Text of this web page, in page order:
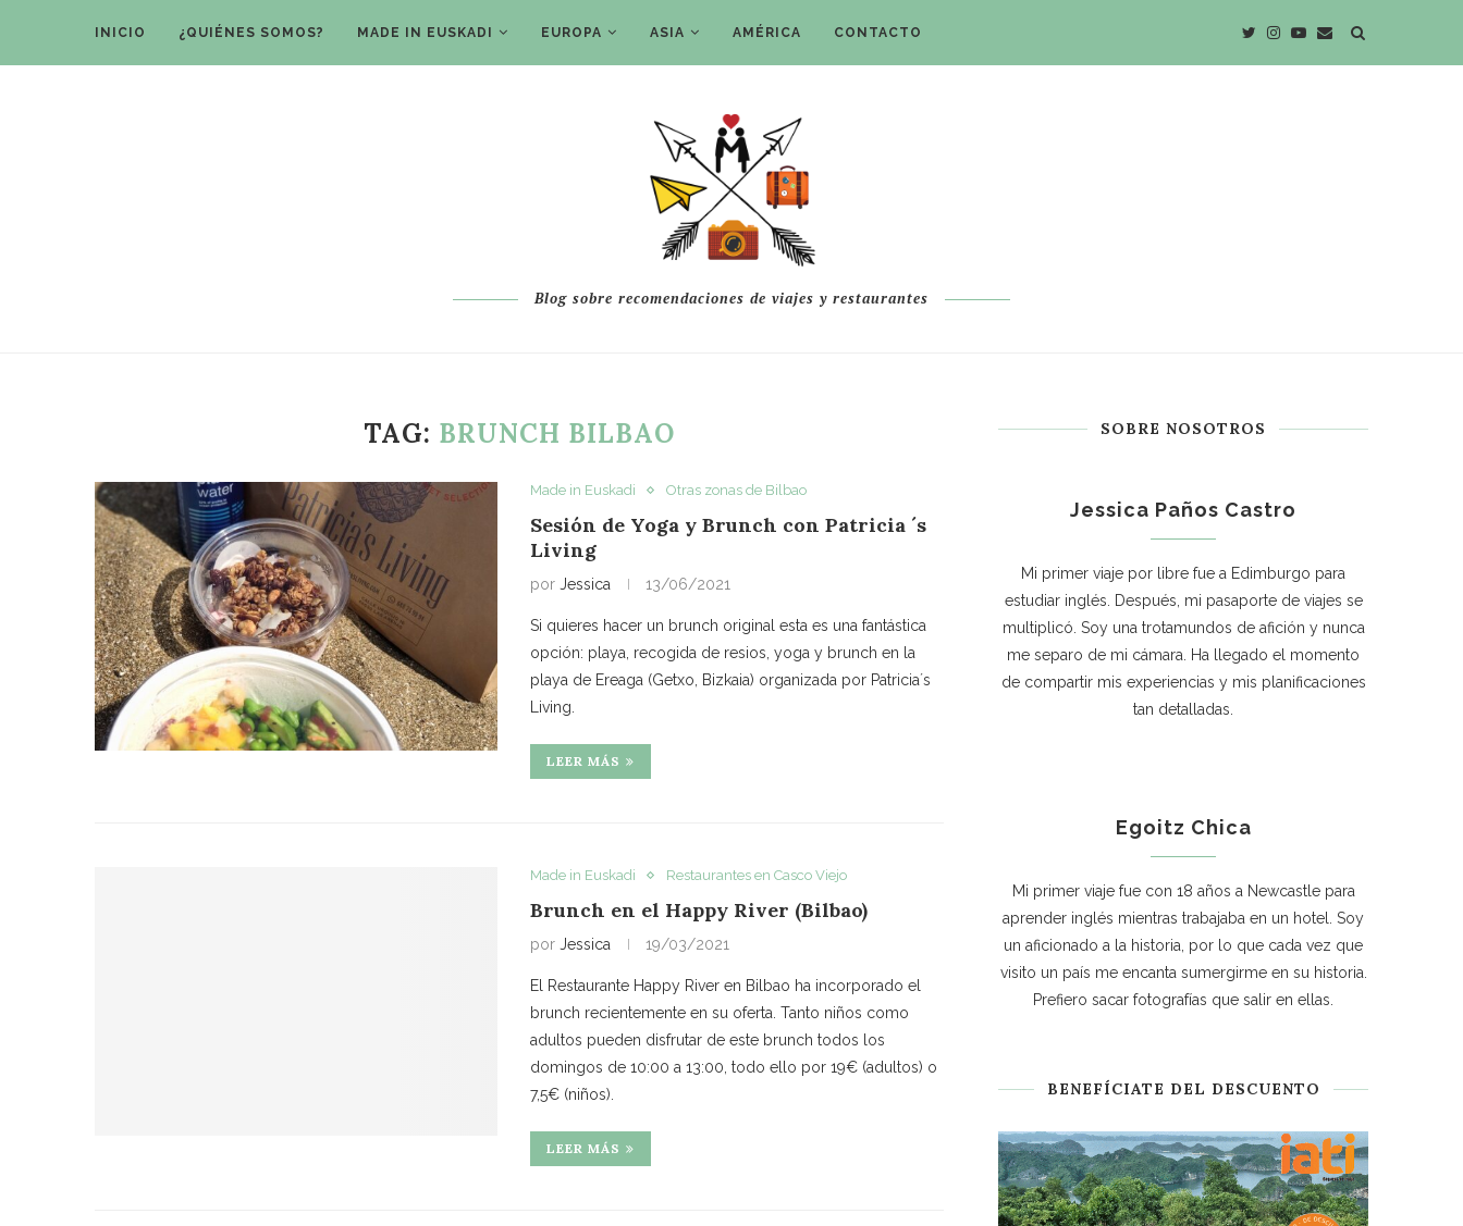
INICIO ¿QUIÉNES SOMOS? MADE IN EUSKADI EUROPA ASIA AMÉRICA CONTACTO
Blog sobre recomendaciones de viajes y restaurantes
TAG: BRUNCH BILBAO
Made in Euskadi Otras zonas de Bilbao
Sesión de Yoga y Brunch con Patricia ´s
Living
por Jessica 13/06/2021
Si quieres hacer un brunch original esta es una fantástica
opción: playa, recogida de resios, yoga y brunch en la
playa de Ereaga (Getxo, Bizkaia) organizada por Patricia´s
Living.
LEER MÁS
Made in Euskadi Restaurantes en Casco Viejo
Brunch en el Happy River (Bilbao)
por Jessica 19/03/2021
El Restaurante Happy River en Bilbao ha incorporado el
brunch recientemente en su oferta. Tanto niños como
adultos pueden disfrutar de este brunch todos los
domingos de 10:00 a 13:00, todo ello por 19€ (adultos) o
7,5€ (niños).
LEER MÁS
SOBRE NOSOTROS
Jessica Paños Castro
Mi primer viaje por libre fue a Edimburgo para
estudiar inglés. Después, mi pasaporte de viajes se
multiplicó. Soy una trotamundos de afición y nunca
me separo de mi cámara. Ha llegado el momento
de compartir mis experiencias y mis planificaciones
tan detalladas.
Egoitz Chica
Mi primer viaje fue con 18 años a Newcastle para
aprender inglés mientras trabajaba en un hotel. Soy
un aficionado a la historia, por lo que cada vez que
visito un país me encanta sumergirme en su historia.
Prefiero sacar fotografías que salir en ellas.
BENEFÍCIATE DEL DESCUENTO